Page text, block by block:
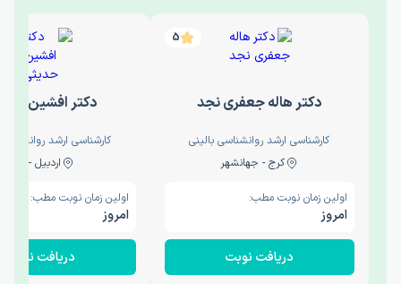
5
دکتر هاله جعفری نجد
کارشناسی ارشد روانشناسی بالینی
کرج - جهانشهر
اولین زمان نوبت مطب:
امروز
دریافت نوبت
دکتر افشین
کارشناسی ارشد
اردبیل - والی
اولین زمان نوبت مطب:
امروز
دریافت نوبت